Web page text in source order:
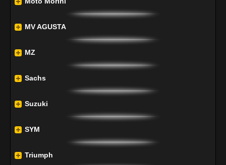
MV AGUSTA
MZ
Sachs
Suzuki
SYM
Triumph